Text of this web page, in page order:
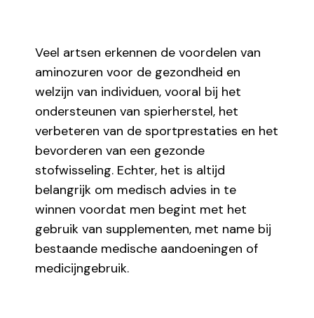
Veel artsen erkennen de voordelen van
aminozuren voor de gezondheid en
welzijn van individuen, vooral bij het
ondersteunen van spierherstel, het
verbeteren van de sportprestaties en het
bevorderen van een gezonde
stofwisseling. Echter, het is altijd
belangrijk om medisch advies in te
winnen voordat men begint met het
gebruik van supplementen, met name bij
bestaande medische aandoeningen of
medicijngebruik.